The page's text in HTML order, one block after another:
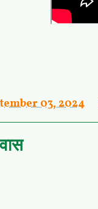
03, 2024